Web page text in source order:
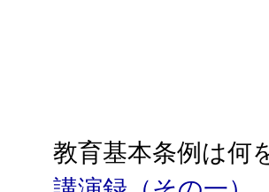
教育基本条例は何